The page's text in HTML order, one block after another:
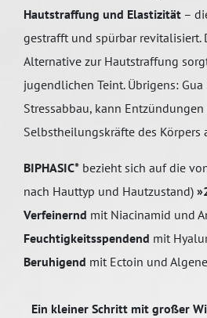
Hautstraffung und Elastizität –
gestrafft und spürbar revitalisiert.
Alternative zur Hautstraffung
jugendlichen Teint. Übrigens:
Stressabbau, kann
Selbstheilungskräfte des Körpers
BIPHASIC* bezieht sich auf die
nach Hauttyp und Hautzustand)
Verfeinernd mit Niacinamid und
Feuchtigkeitsspendend mit
Beruhigend mit Ectoin und
Ein kleiner Schritt mit großer